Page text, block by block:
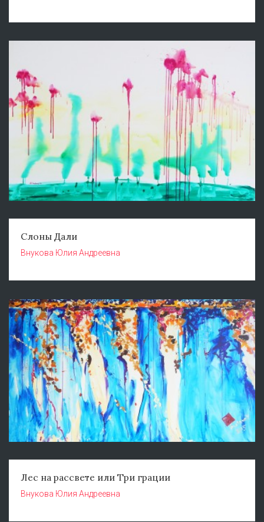
Слоны Дали
Внукова Юлия Андреевна
Лес на рассвете или Три грации
Внукова Юлия Андреевна